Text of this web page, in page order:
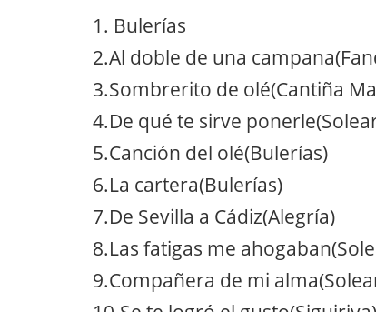
1. Bulerías
2.Al doble de una
3.Sombrerito de olé(Cantiña
4.De qué te sirve
5.Canción del olé(Bulerías)
6.La cartera(Bulerías)
7.De Sevilla a Cádiz(Alegría)
8.Las fatigas me
9.Compañera de mi